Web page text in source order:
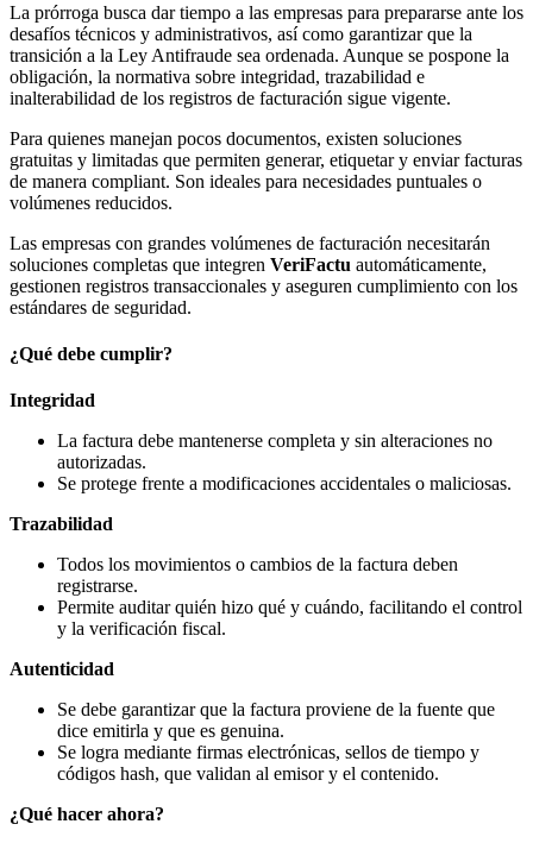
La prórroga busca dar tiempo a las empresas para prepararse ante los
desafíos técnicos y administrativos, así como garantizar que la
transición a la Ley Antifraude sea ordenada. Aunque se pospone la
obligación, la normativa sobre integridad, trazabilidad e
inalterabilidad de los registros de facturación sigue vigente.
Para quienes manejan pocos documentos, existen soluciones
gratuitas y limitadas que permiten generar, etiquetar y enviar facturas
de manera compliant. Son ideales para necesidades puntuales o
volúmenes reducidos.
Las empresas con grandes volúmenes de facturación necesitarán
soluciones completas que integren VeriFactu automáticamente,
gestionen registros transaccionales y aseguren cumplimiento con los
estándares de seguridad.
¿Qué debe cumplir?
Integridad
La factura debe mantenerse completa y sin alteraciones no
autorizadas.
Se protege frente a modificaciones accidentales o maliciosas.
Trazabilidad
Todos los movimientos o cambios de la factura deben
registrarse.
Permite auditar quién hizo qué y cuándo, facilitando el control
y la verificación fiscal.
Autenticidad
Se debe garantizar que la factura proviene de la fuente que
dice emitirla y que es genuina.
Se logra mediante firmas electrónicas, sellos de tiempo y
códigos hash, que validan al emisor y el contenido.
¿Qué hacer ahora?